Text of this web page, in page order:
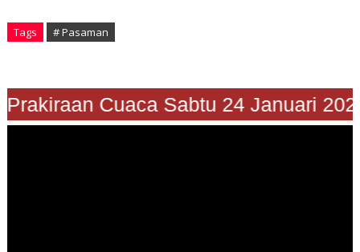
Tags # Pasaman
Cuaca Sabtu 24 Januari 2026"